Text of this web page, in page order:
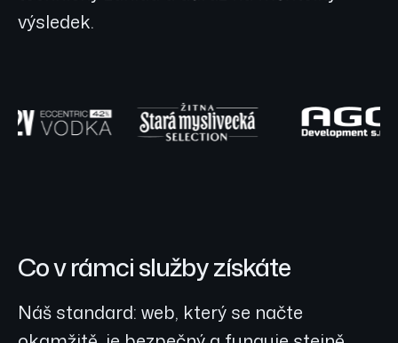
výsledek.
Co v rámci služby získáte
Náš standard: web, který se načte